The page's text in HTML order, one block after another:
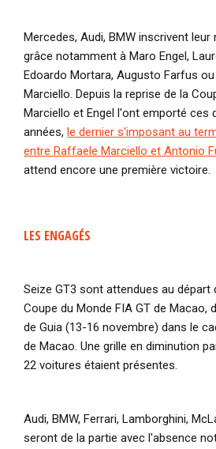
Mercedes, Audi, BMW inscrivent
grâce notamment à Maro Engel,
Edoardo Mortara, Augusto Farfus
Marciello. Depuis la reprise de la
Marciello et Engel l'ont emporté ces
années, le dernier s'imposant au
entre Raffaele Marciello et Antonio
attend encore une première victoire.
LES ENGAGÉS
Seize GT3 sont attendues au départ
Coupe du Monde FIA GT de Macao,
de Guia (13-16 novembre) dans le
de Macao. Une grille en diminution
22 voitures étaient présentes.
Audi, BMW, Ferrari, Lamborghini,
seront de la partie avec l'absence